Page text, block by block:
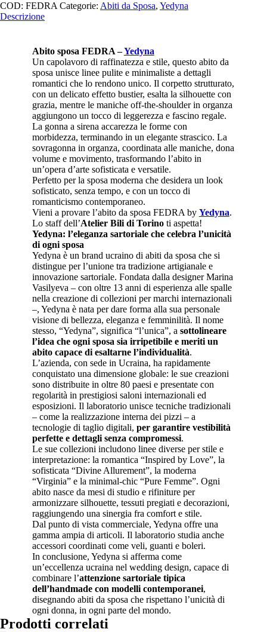
COD: FEDRA Categorie: Abiti da Sposa, Yedyna
Descrizione
Abito sposa FEDRA –Yedyna
Un capolavoro di raffinatezza e stile, questo abito da
sposa unisce linee pulite e minimaliste a dettagli
romantici che lo rendono unico. Il corpetto strutturato,
con un delicato effetto bustier, esalta la silhouette con
grazia, mentre le maniche off-the-shoulder in organza
aggiungono un tocco di leggerezza e fascino regale.
La gonna a sirena accarezza le forme con
morbidezza, terminando in un elegante strascico. La
sovragonna in organza, coordinata alle maniche, dona
volume e movimento, trasformando l’abito in
un’opera d’arte sofisticata e versatile.
Perfetto per la sposa moderna che desidera un look
sofisticato, senza tempo, e con un tocco di
romanticismo contemporaneo.
Vieni a provare l’abito da sposa FEDRA by Yedyna.
Lo staff dell’Atelier Bili di Torinoti aspetta!
Yedyna: l’eleganza sartoriale che celebra l’unicità
di ogni sposa
Yedyna è un brand ucraino di abiti da sposa che si
distingue per l’unione tra tradizione artigianale e
innovazione sartoriale. Fondata dalla designer Marina
Vasilyeva – con oltre 13 anni di esperienza alle spalle
nella creazione di collezioni per marchi internazionali
–, Yedyna è nata per dare forma alla sua personale
visione di bellezza, eleganza e femminilità. Il nome
stesso, “Yedyna”, significa “l’unica”, a sottolineare
l’idea che ogni sposa sia irripetibile e meriti un
abito capace di esaltarne l’individualità.
L’azienda, con sede in Ucraina, ha rapidamente
conquistato una dimensione globale: le sue creazioni
sono distribuite in oltre 80 paesi e presentate con
regolarità in prestigiosi saloni internazionali ed
esposizioni. Il laboratorio unisce tecniche tradizionali
– come la realizzazione interna dei pizzi – a
tecnologie di taglio digitali, per garantire vestibilità
perfette e dettagli senza compromessi.
Le sue collezioni includono linee diverse per stile e
interpretazione: la romantica “Inspired by Love”, la
sofisticata “Divine Allurement”, la moderna
“Virginia” e la minimal-chic “Pure Femme”. Ogni
abito nasce da mesi di studio e rifiniture per
armonizzare silhouette, tessuti pregiati e decorazioni,
raggiungendo una sinergia fra comfort e stile.
Dal punto di vista commerciale, Yedyna offre una
gamma ampia di articoli. Il laboratorio studia anche
accessori coordinati come veli, guanti e boleri.
In conclusione, Yedyna si afferma come
un’eccellenza ucraina nel wedding design, capace di
combinare l’attenzione sartoriale tipica
dell’handmade con modelli contemporanei,
disegnando abiti da sposa che rispettano l’unicità di
ogni donna, in ogni parte del mondo.
Prodotti correlati